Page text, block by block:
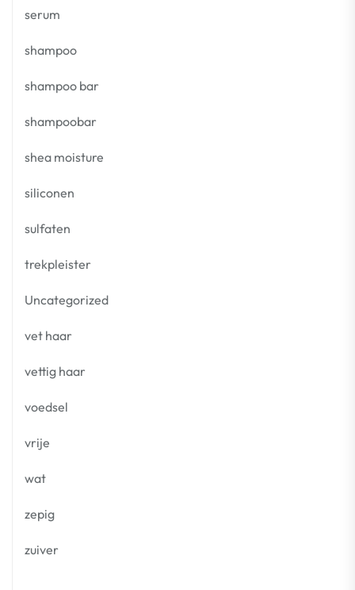
serum
shampoo
shampoo bar
shampoobar
shea moisture
siliconen
sulfaten
trekpleister
Uncategorized
vet haar
vettig haar
voedsel
vrije
wat
zepig
zuiver